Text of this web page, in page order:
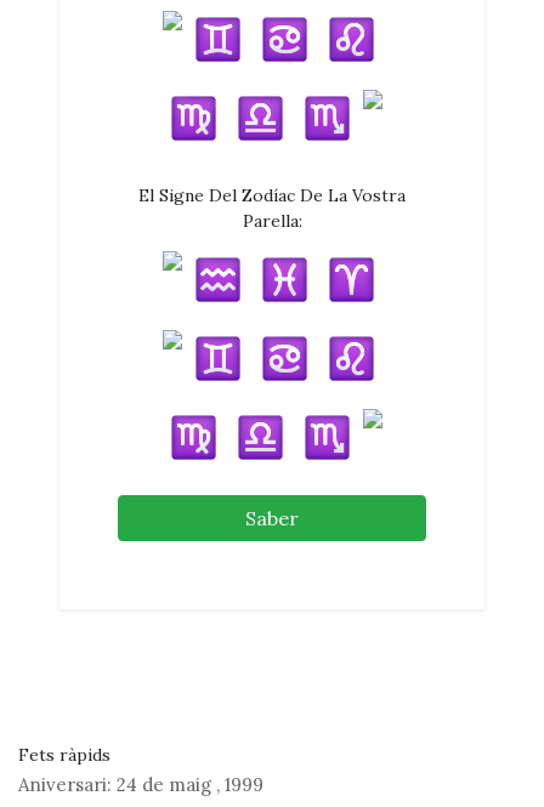
El Signe Del Zodíac De La Vostra
Parella:
Saber
Fets ràpids
Aniversari: 24 de maig , 1999